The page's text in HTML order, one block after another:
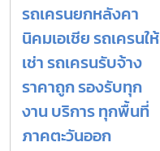
รถเครนยกหลังคา
นิคมเอเชีย รถเครนให้
เช่า รถเครนรับจ้าง
ราคาถูก รองรับทุก
งาน บริการ ทุกพื้นที่
ภาคตะวันออก